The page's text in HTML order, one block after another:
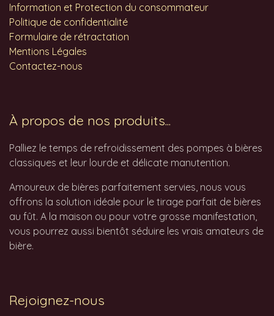
Information et Protection du consommateur
Politique de confidentialité
Formulaire de rétractation
Mentions Légales
Contactez-nous
À propos de nos produits...
Palliez le temps de refroidissement des pompes à bières
classiques et leur lourde et délicate manutention.
Amoureux de bières parfaitement servies, nous vous
offrons la solution idéale pour le tirage parfait de bières
au fût. A la maison ou pour votre grosse manifestation,
vous pourrez aussi bientôt séduire les vrais amateurs de
bière.
Rejoignez-nous